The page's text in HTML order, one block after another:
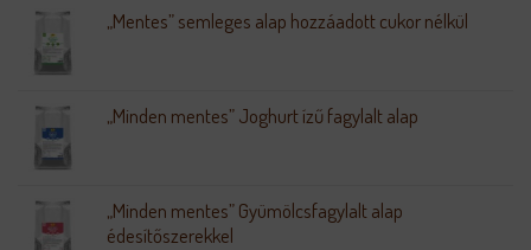
„Mentes” semleges alap hozzáadott cukor nélkül
„Minden mentes” Joghurt ízű fagylalt alap
„Minden mentes” Gyümölcsfagylalt alap
édesítőszerekkel